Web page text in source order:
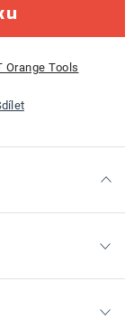
Orange Tools